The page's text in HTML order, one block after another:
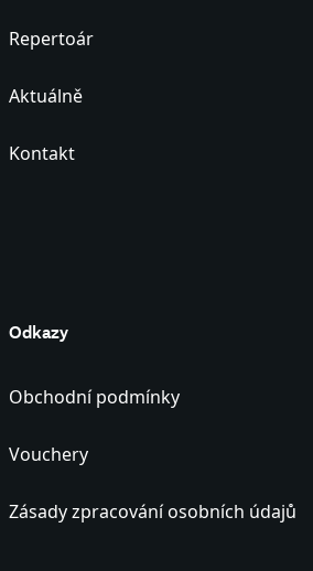
Repertoár
Aktuálně
Kontakt
Odkazy
Obchodní podmínky
Vouchery
Zásady zpracování osobních údajů